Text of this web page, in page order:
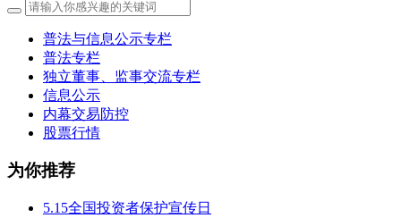
普法与信息公示专栏
普法专栏
独立董事、监事交流专栏
信息公示
内幕交易防控
股票行情
为你推荐
5.15全国投资者保护宣传日